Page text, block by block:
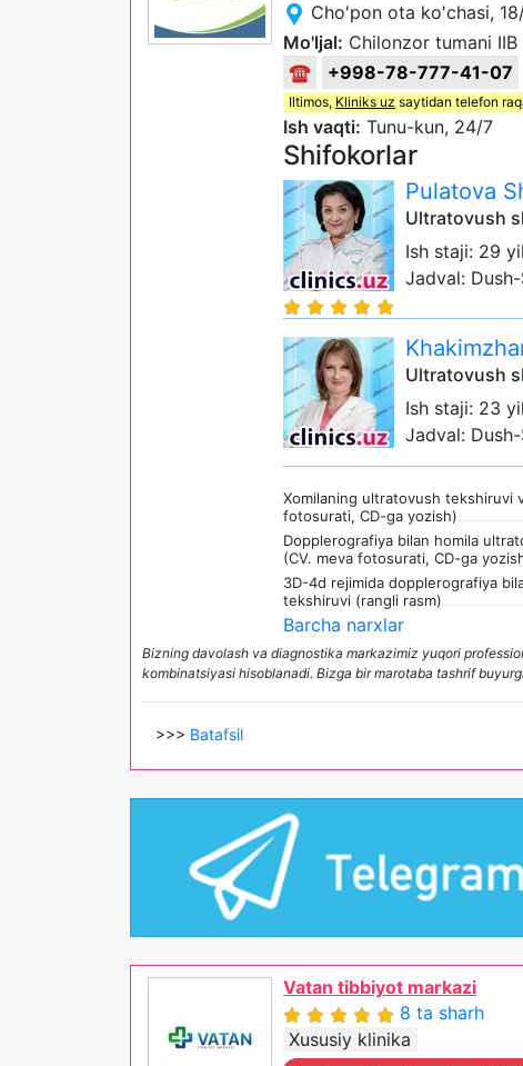
Cho'pon ota ko'chasi,
Mo'ljal: Chilonzor tumani IIB
☎
+998-78-777-41-07
Iltimos, Kliniks uz saytidan telefon
Ish vaqti: Tunu-kun, 24/7
Shifokorlar
Pulatova
Ultratovush
Ish staji: 29
Jadval:
Ultratovush
Ish staji: 23
Jadval:
Xomilaning ultratovush tekshiruvi
fotosurati, CD-ga yozish)
Dopplerografiya bilan homila
(CV. meva fotosurati, CD-ga
3D-4d rejimida dopplerografiya
tekshiruvi (rangli rasm)
Barcha narxlar
Bizning davolash va diagnostika markazimiz yuqori
kombinatsiyasi hisoblanadi. Bizga bir marotaba tashrif
>>> Batafsil
Vatan tibbiyot markazi
8 ta sharh
Xususiy klinika